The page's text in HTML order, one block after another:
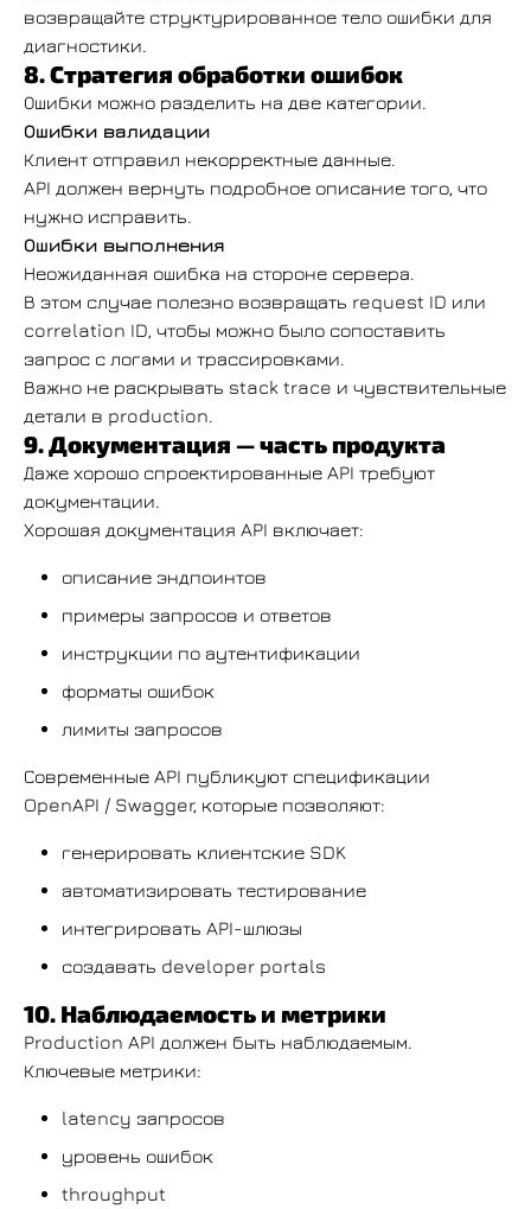
возвращайте структурированное тело ошибки для
диагностики.
8. Стратегия обработки ошибок
Ошибки можно разделить на две категории.
Ошибки валидации
Клиент отправил некорректные данные.
API должен вернуть подробное описание того, что
нужно исправить.
Ошибки выполнения
Неожиданная ошибка на стороне сервера.
В этом случае полезно возвращать request ID или
correlation ID, чтобы можно было сопоставить
запрос с логами и трассировками.
Важно не раскрывать stack trace и чувствительные
детали в production.
9. Документация — часть продукта
Даже хорошо спроектированные API требуют
документации.
Хорошая документация API включает:
описание эндпоинтов
примеры запросов и ответов
инструкции по аутентификации
форматы ошибок
лимиты запросов
Современные API публикуют спецификации
OpenAPI / Swagger, которые позволяют:
генерировать клиентские SDK
автоматизировать тестирование
интегрировать API-шлюзы
создавать developer portals
10. Наблюдаемость и метрики
Production API должен быть наблюдаемым.
Ключевые метрики:
latency запросов
уровень ошибок
throughput